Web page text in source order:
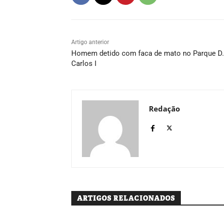
Artigo anterior
Homem detido com faca de mato no Parque D.
Carlos I
Redação
ARTIGOS RELACIONADOS